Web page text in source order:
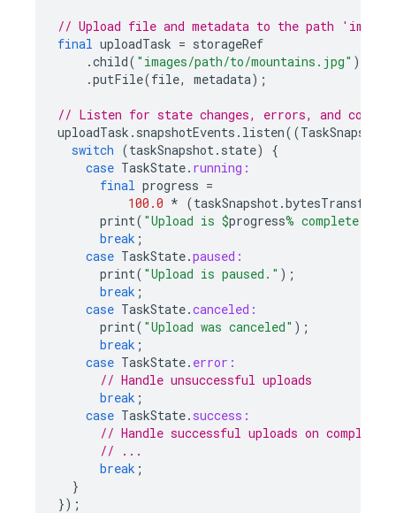
// Upload file and metadata to the path
final uploadTask = storageRef
.child( "images/path/to/mountains.jpg" )
.putFile(file, metadata);
// Listen for state changes, errors, and
uploadTask . snapshotEvents . listen((TaskSnapshot
switch (taskSnapshot. state)
{
case TaskState. running:
final progress =
100.0 * (taskSnapshot.
print( "Upload is $progress% complete."
break ;
case TaskState.paused:
print( "Upload is paused." );
break ;
case TaskState.canceled:
print( "Upload was canceled" );
break ;
case TaskState. error:
// Handle unsuccessful uploads
break ;
case TaskState. success:
// Handle successful uploads on complete
// ...
break ;
}
});